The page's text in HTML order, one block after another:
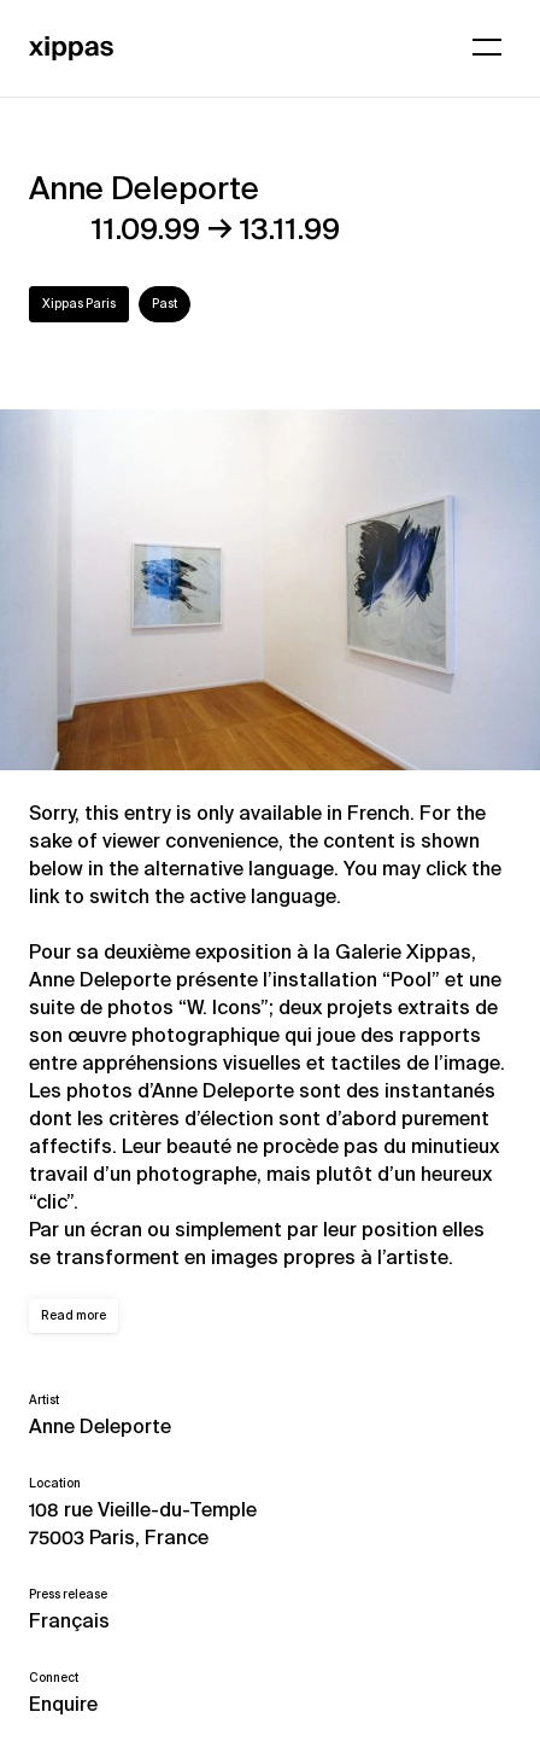
Anne
Deleporte
Anne Deleporte
11.09.99 →13.11.99
Xippas Paris Past
Sorry, this entry is only available in French. For the
sake of viewer convenience, the content is shown
below in the alternative language. You may click the
link to switch the active language.
Pour sa deuxième exposition à la Galerie Xippas,
Anne Deleporte présente l’installation “Pool” et une
suite de photos “W. Icons”; deux projets extraits de
son œuvre photographique qui joue des rapports
entre appréhensions visuelles et tactiles de l’image.
Les photos d’Anne Deleporte sont des instantanés
dont les critères d’élection sont d’abord purement
affectifs. Leur beauté ne procède pas du minutieux
travail d’un photographe, mais plutôt d’un heureux
“clic”.
Par un écran ou simplement par leur position elles
se transforment en images propres à l’artiste.
Read more
Artist
Anne Deleporte
Location
108 rue Vieille-du-Temple
75003 Paris, France
Press release
Français
Connect
Enquire